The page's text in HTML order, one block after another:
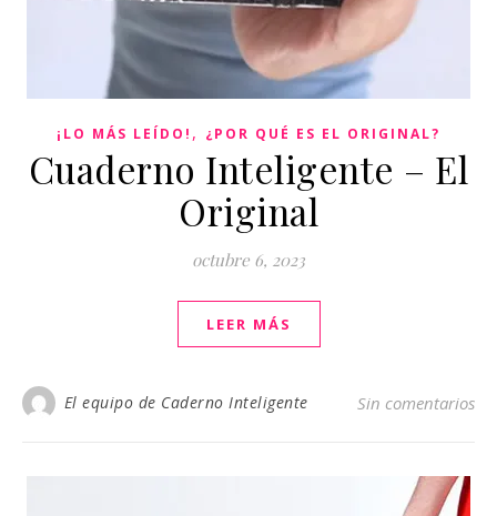
¡LO MÁS LEÍDO! , ¿POR QUÉ ES EL ORIGINAL?
Cuaderno Inteligente – El
Original
octubre 6, 2023
LEER MÁS
El equipo de Caderno Inteligente Sin comentarios